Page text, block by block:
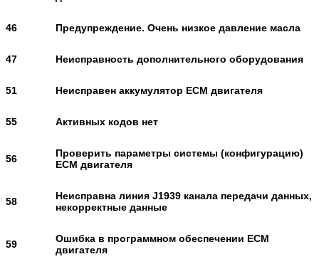
46 Предупреждение. Очень низкое давление масла
47 Неисправность дополнительного оборудования
51 Неисправен аккумулятор ЕСМ двигателя
55 Активных кодов нет
56
Проверить параметры системы (конфигурацию)
ЕСМ двигателя
58
Неисправна линия J1939 канала передачи данных,
некорректные данные
59
Ошибка в программном обеспечении ЕСМ
двигателя